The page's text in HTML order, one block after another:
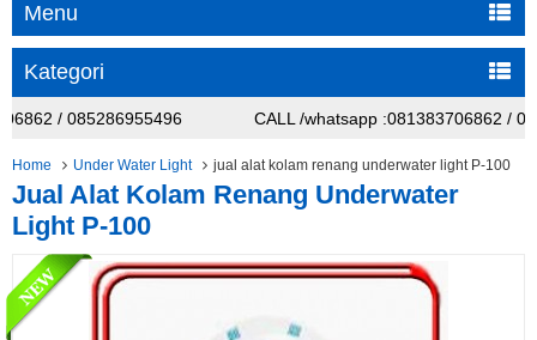
Menu
Kategori
/ 085286955496 CALL /whatsapp :081383706862 /
/ 085286955496 CALL /whatsapp :081383706862 /
Home Under Water Light jual alat kolam renang underwater light P-100
Jual Alat Kolam Renang Underwater
Light P-100